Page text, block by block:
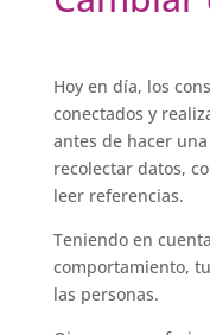
Hoy en día, los
conectados y
antes de hacer
recolectar datos,
leer referencias.
Teniendo en
comportamiento,
las personas.